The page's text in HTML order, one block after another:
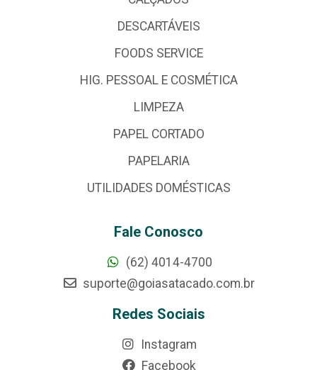
DESCARTÁVEIS
FOODS SERVICE
HIG. PESSOAL E COSMÉTICA
LIMPEZA
PAPEL CORTADO
PAPELARIA
UTILIDADES DOMÉSTICAS
Fale Conosco
(62) 4014-4700
suporte@goiasatacado.com.br
Redes Sociais
Instagram
Facebook